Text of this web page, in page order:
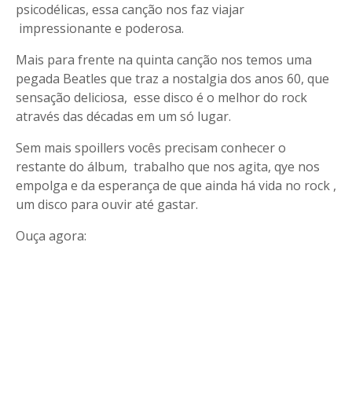
psicodélicas, essa canção nos faz viajar
impressionante e poderosa.
Mais para frente na quinta canção nos temos uma
pegada Beatles que traz a nostalgia dos anos 60, que
sensação deliciosa, esse disco é o melhor do rock
através das décadas em um só lugar.
Sem mais spoillers vocês precisam conhecer o
restante do álbum, trabalho que nos agita, qye nos
empolga e da esperança de que ainda há vida no rock ,
um disco para ouvir até gastar.
Ouça agora: